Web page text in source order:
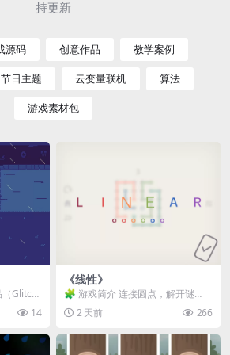
持更新
源码 创意作品 教学案例
节日主题 云变量联机 算法
游戏素材包
Glitch
物四...
14
《线性》
🧩 游戏简介 连接圆点，解开谜
题。 ⚠️ 重要提示 所有关卡均可通
关，请确保使用...
2 天前 266